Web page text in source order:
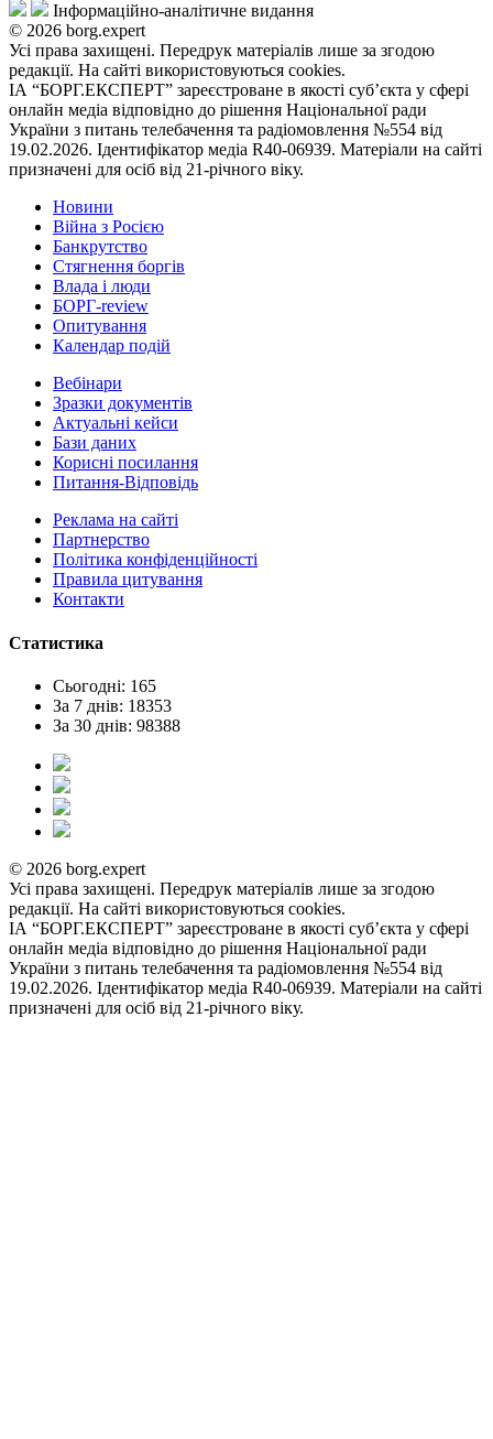
Інформаційно-аналітичне видання
© 2026 borg.expert
Усі права захищені. Передрук матеріалів лише за згодою
редакції. На сайті використовуються cookies.
ІА “БОРГ.ЕКСПЕРТ” зареєстроване в якості суб’єкта у сфері
онлайн медіа відповідно до рішення Національної ради
України з питань телебачення та радіомовлення №554 від
19.02.2026. Ідентифікатор медіа R40-06939. Матеріали на сайті
призначені для осіб від 21-річного віку.
Новини
Війна з Росією
Банкрутство
Стягнення боргiв
Влада i люди
БОРГ-review
Опитування
Календар подій
Вебінари
Зразки документів
Актуальні кейси
Бази даних
Корисні посилання
Питання-Відповідь
Реклама на сайтi
Партнерство
Політика конфіденційності
Правила цитування
Контакти
Статистика
Сьогодні: 165
За 7 днів: 18353
За 30 днів: 98388
© 2026 borg.expert
Усі права захищені. Передрук матеріалів лише за згодою
редакції. На сайті використовуються cookies.
ІА “БОРГ.ЕКСПЕРТ” зареєстроване в якості суб’єкта у сфері
онлайн медіа відповідно до рішення Національної ради
України з питань телебачення та радіомовлення №554 від
19.02.2026. Ідентифікатор медіа R40-06939. Матеріали на сайті
призначені для осіб від 21-річного віку.